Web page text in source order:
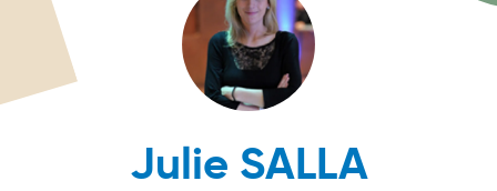
Julie SALLA